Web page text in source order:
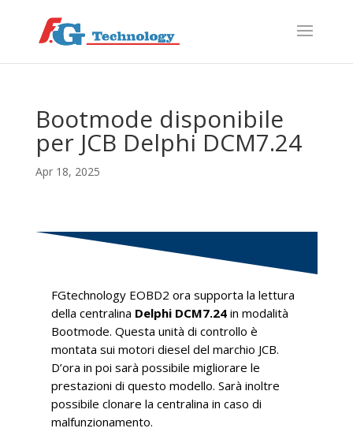
Bootmode disponibile
per JCB Delphi DCM7.24
Apr 18, 2025
FGtechnology EOBD2 ora supporta la lettura
della centralina Delphi DCM7.24in modalità
Bootmode. Questa unità di controllo è
montata sui motori diesel del marchio JCB.
D’ora in poi sarà possibile migliorare le
prestazioni di questo modello. Sarà inoltre
possibile clonare la centralina in caso di
malfunzionamento.